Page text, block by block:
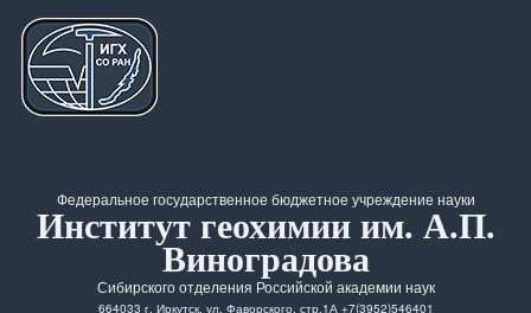
Федеральное государственное бюджетное учреждение науки
Институт геохимии им. А.П.
Виноградова
Сибирского отделения Российской академии наук
664033 г. Иркутск, ул. Фаворского, стр.1А +7(3952)546401